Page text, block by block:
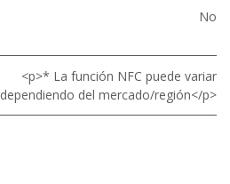
No
<p>* La función NFC puede variar
dependiendo del mercado/región</p>